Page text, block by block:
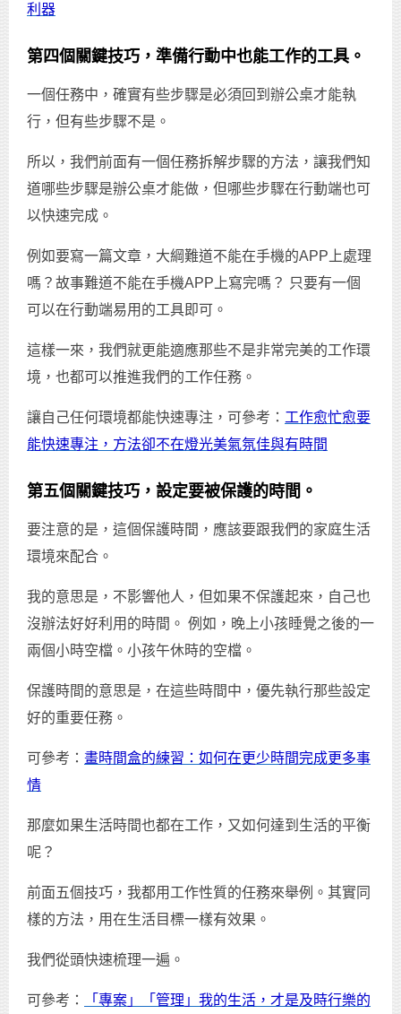
利器
第四個關鍵技巧，準備行動中也能工作的工具。
一個任務中，確實有些步驟是必須回到辦公桌才能執
行，但有些步驟不是。
所以，我們前面有一個任務拆解步驟的方法，讓我們知
道哪些步驟是辦公桌才能做，但哪些步驟在行動端也可
以快速完成。
例如要寫一篇文章，大綱難道不能在手機的APP上處理
嗎？故事難道不能在手機APP上寫完嗎？ 只要有一個
可以在行動端易用的工具即可。
這樣一來，我們就更能適應那些不是非常完美的工作環
境，也都可以推進我們的工作任務。
讓自己任何環境都能快速專注，可參考： 工作愈忙愈要
能快速專注，方法卻不在燈光美氣氛佳與有時間
第五個關鍵技巧，設定要被保護的時間。
要注意的是，這個保護時間，應該要跟我們的家庭生活
環境來配合。
我的意思是，不影響他人，但如果不保護起來，自己也
沒辦法好好利用的時間。 例如，晚上小孩睡覺之後的一
兩個小時空檔。小孩午休時的空檔。
保護時間的意思是，在這些時間中，優先執行那些設定
好的重要任務。
可參考： 畫時間盒的練習：如何在更少時間完成更多事
情
那麼如果生活時間也都在工作，又如何達到生活的平衡
呢？
前面五個技巧，我都用工作性質的任務來舉例。其實同
樣的方法，用在生活目標一樣有效果。
我們從頭快速梳理一遍。
可參考：
「專案」「管理」我的生活，才是及時行樂的